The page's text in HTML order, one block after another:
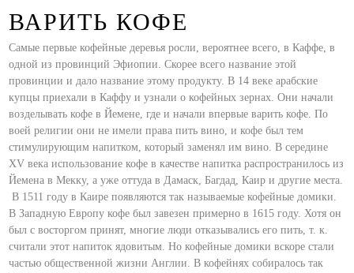
ВАРИТЬ КОФЕ
Самые первые кофейные деревья росли, вероятнее всего, в Каффе, в
одной из провинций Эфиопии. Скорее всего название этой
провинции и дало название этому продукту. В 14 веке арабские
купцы приехали в Каффу и узнали о кофейных зернах. Они начали
возделывать кофе в Йемене, где и начали впервые варить кофе. По
воей религии они не имели права пить вино, и кофе был тем
стимулирующим напитком, который заменял им вино. В середине
XV века использование кофе в качестве напитка распространилось из
Йемена в Мекку, а уже оттуда в Дамаск, Багдад, Каир и другие места.
В 1511 году в Каире появляются так называемые кофейные домики.
В Западную Европу кофе был завезен примерно в 1615 году. Хотя он
был с восторгом принят, многие люди отказывались его пить, т. к.
считали этот напиток ядовитым. Но кофейные домики вскоре стали
частью общественной жизни Англии. В кофейнях собиралось так